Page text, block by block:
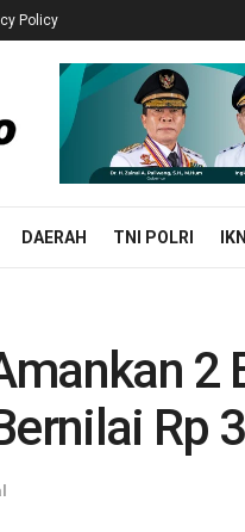
Policy
DAERAH TNI POLRI IKN
2
Rp